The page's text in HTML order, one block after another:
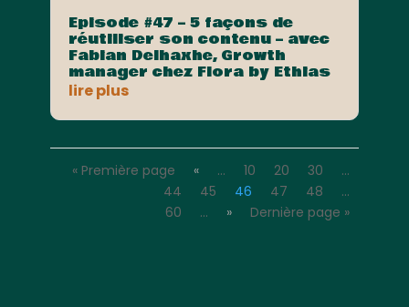
Episode #47 – 5 façons de
réutiliser son contenu – avec
Fabian Delhaxhe, Growth
manager chez Flora by Ethias
lire plus
« Première page « … 10 20 30
…
44
45 46 47 48
…
60
… » Dernière page »